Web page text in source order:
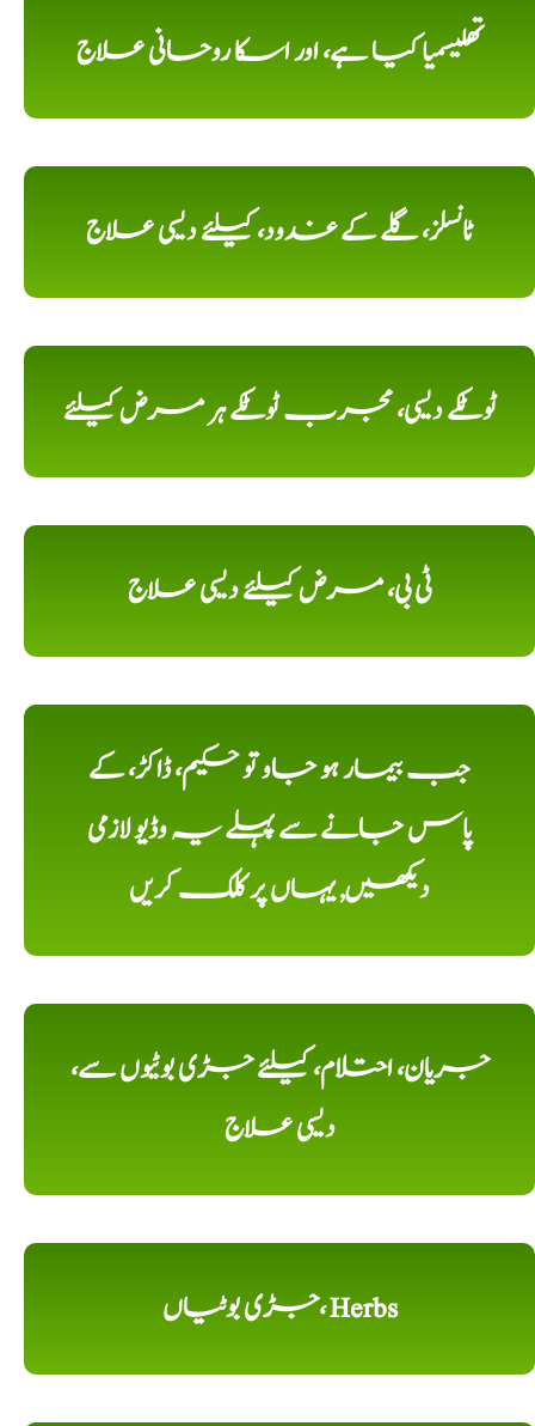
تھلیسمیا کیا ہے، اور اسکا روحانی علاج
ٹانسلز، گلے کے غدود، کیلئے دیسی علاج
ٹوٹکے دیسی، مجرب ٹوٹکے ہر مرض کیلئے
ٹی بی، مرض کیلئے دیسی علاج
جب بیمار ہو جاو تو حکیم، ڈاکڑ، کے
پاس جانے سے پہلے یہ وڈیو لازمی
دیکھیں, یہاں پر کلک کریں
جریان، احتلام، کیلئے جڑی بوٹیوں سے،
دیسی علاج
جڑی بوٹیاں، Herbs